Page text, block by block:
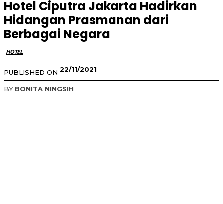
Hotel Ciputra Jakarta Hadirkan
Hidangan Prasmanan dari
Berbagai Negara
HOTEL
PUBLISHED ON 22/11/2021
BY BONITA NINGSIH